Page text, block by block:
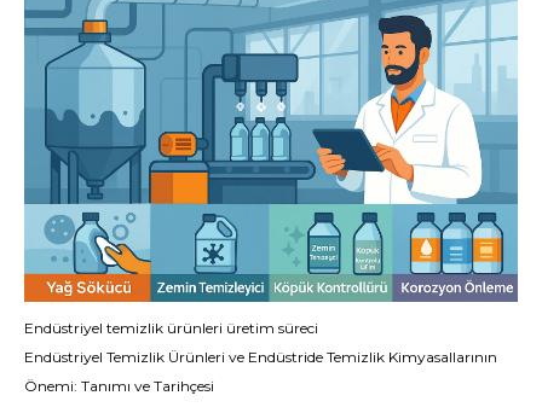
Endüstriyel temizlik ürünleri üretim süreci
Endüstriyel Temizlik Ürünleri ve Endüstride Temizlik Kimyasallarının
Önemi: Tanımı ve Tarihçesi